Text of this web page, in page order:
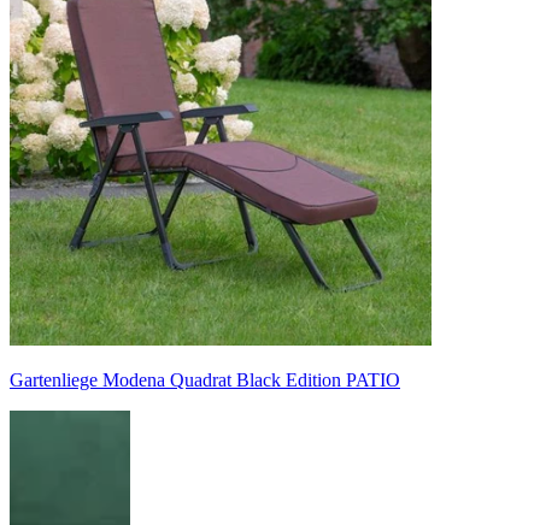
Gartenliege Modena Quadrat Black Edition PATIO